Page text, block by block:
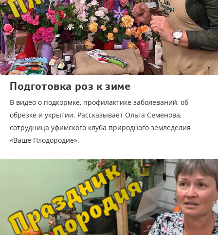
Подготовка роз к зиме
В видео о подкормке, профилактике заболеваний, об
обрезке и укрытии. Рассказывает Ольга Семенова,
сотрудница уфимского клуба природного земледелия
«Ваше Плодородие».